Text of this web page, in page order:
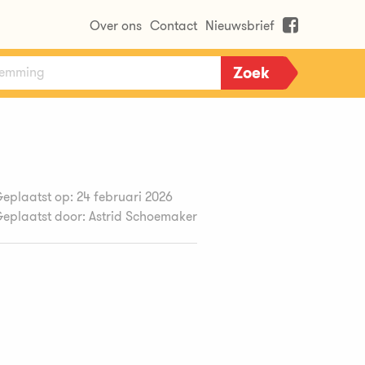
Over ons Contact Nieuwsbrief
op: 24 februari 2026
door: Astrid Schoemaker